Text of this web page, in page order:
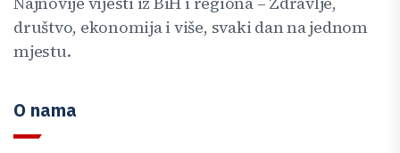
društvo, ekonomija i više, svaki dan na jednom
mjestu.
O nama